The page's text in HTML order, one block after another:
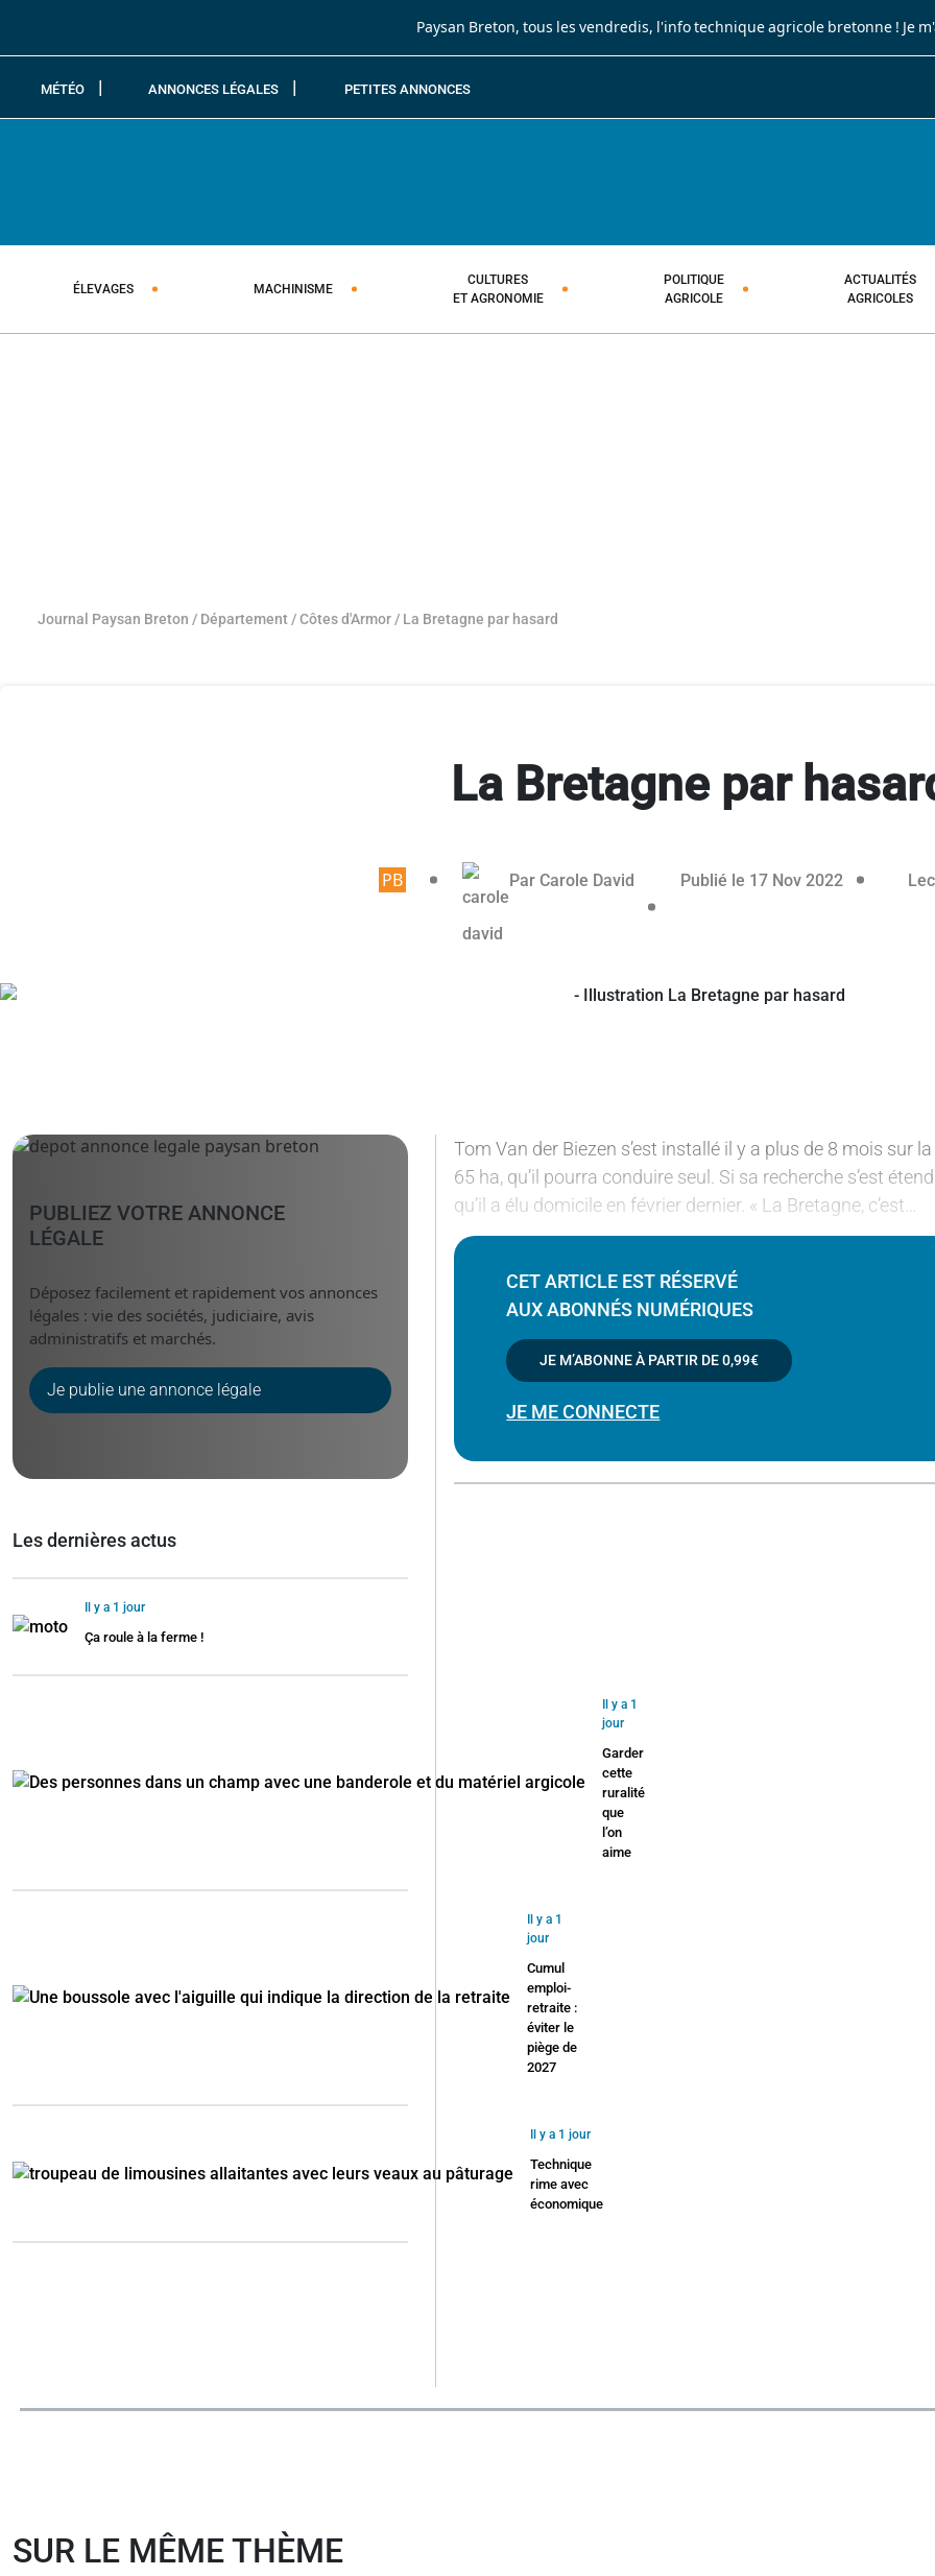
Paysan Breton, tous les vendredis, l'info technique agricole bretonne ! Je
MÉTÉO ANNONCES LÉGALES PETITES ANNONCES
ÉLEVAGES MACHINISME
CULTURES
ET AGRONOMIE
POLITIQUE
AGRICOLE
ACTUALITÉS
AGRICOLES
Journal Paysan Breton / Département /Côtes d'Armor / La Bretagne par hasard
La Bretagne par
Article réservé aux abonnés
Par Carole David Publié le 17 Nov 2022 25 mai 2023
Tom Van der Biezen s’est installé il y a plus de 8 mois sur
65 ha, qu’il pourra conduire seul. Si sa recherche s’est
qu’il a élu domicile en février dernier. « La Bretagne, c’est…
CET ARTICLE EST RÉSERVÉ
AUX ABONNÉS NUMÉRIQUES
JE M’ABONNE À PARTIR DE0,99€
JE ME CONNECTE
PUBLIEZ VOTRE ANNONCE
LÉGALE
Déposez facilement et rapidement vos annonces
légales : vie des sociétés, judiciaire, avis
administratifs et marchés.
Je publie une annonce légale
Les dernières actus
Il y a 1 jour
Ça roule à la ferme !
Il y a 1
jour
Garder
cette
ruralité
que
l’on
aime
Il y a 1
jour
Cumul
emploi-
retraite :
éviter le
piège de
2027
Il y a 1 jour
Technique
rime avec
économique
SUR LE MÊME THÈME